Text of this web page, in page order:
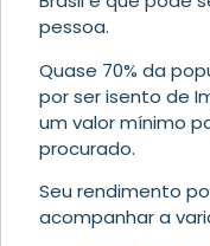
pessoa.
Quase 70% da
por ser isento de
um valor mínimo
procurado.
Seu rendimento
acompanhar a